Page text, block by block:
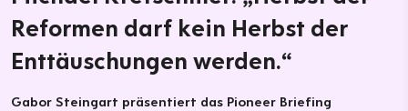
Reformen darf kein Herbst der
Enttäuschungen werden.“
Gabor Steingart präsentiert das Pioneer Briefing